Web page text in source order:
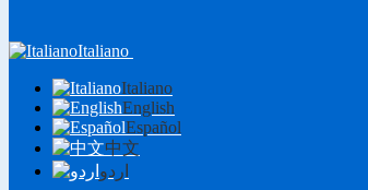
Italiano
Italiano
English
Español
中文
اردو